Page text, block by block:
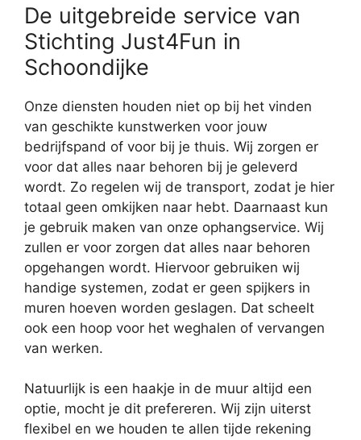
De uitgebreide service van
Stichting Just4Fun in
Schoondijke
Onze diensten houden niet op bij het vinden
van geschikte kunstwerken voor jouw
bedrijfspand of voor bij je thuis. Wij zorgen er
voor dat alles naar behoren bij je geleverd
wordt. Zo regelen wij de transport, zodat je hier
totaal geen omkijken naar hebt. Daarnaast kun
je gebruik maken van onze ophangservice. Wij
zullen er voor zorgen dat alles naar behoren
opgehangen wordt. Hiervoor gebruiken wij
handige systemen, zodat er geen spijkers in
muren hoeven worden geslagen. Dat scheelt
ook een hoop voor het weghalen of vervangen
van werken.
Natuurlijk is een haakje in de muur altijd een
optie, mocht je dit prefereren. Wij zijn uiterst
flexibel en we houden te allen tijde rekening